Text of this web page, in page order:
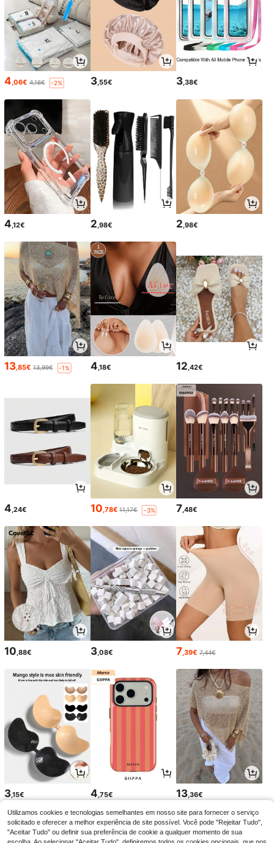
4,06€ 4,16€ -2% 3,55€ 3,38€
4 ,12€ 2 ,98€ 2 ,98€
13,85€ 13,99€ -1% 4,18€ 12,42€
4,24€ 10,78€ 11,17€ -3% 7,48€
10 ,88€ 3,08€ 7 ,39€ 7,44€
3,15€ 4 ,75€ 13 ,36€
Utilizamos cookies e tecnologias semelhantes em nosso site para fornecer o serviço
solicitado e oferecer a melhor experiência de site possível. Você pode "Rejeitar Tudo",
"Aceitar Tudo" ou definir sua preferência de cookie a qualquer momento de sua